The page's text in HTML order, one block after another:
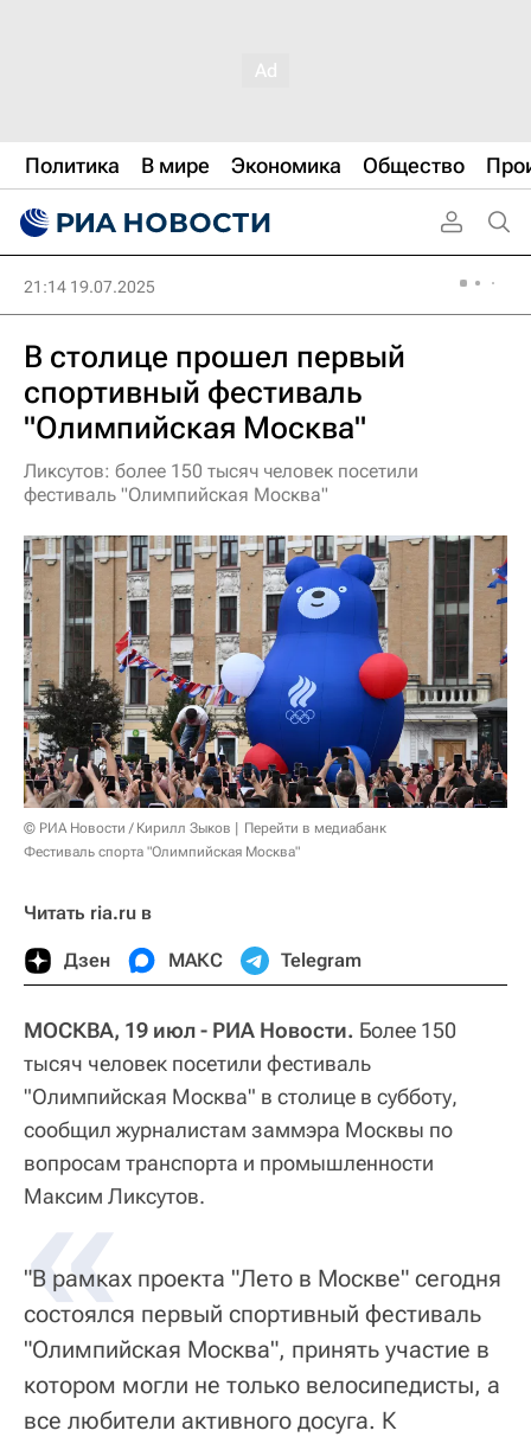
Политика В мире Экономика Общество
21:14 19.07.2025
В столице прошел первый
спортивный фестиваль
"Олимпийская Москва"
Ликсутов: более 150 тысяч человек посетили
фестиваль "Олимпийская Москва"
© РИА Новости / Кирилл Зыков
Перейти в медиабанк
Фестиваль спорта "Олимпийская Москва"
Читать ria.ru в
Дзен МАКС Telegram
МОСКВА, 19 июл - РИА Новости. Более 150
тысяч человек посетили фестиваль
"Олимпийская Москва" в столице в субботу,
сообщил журналистам заммэра Москвы по
вопросам транспорта и промышленности
Максим Ликсутов.
«
"В рамках проекта "Лето в Москве" сегодня
состоялся первый спортивный фестиваль
"Олимпийская Москва", принять участие в
котором могли не только велосипедисты, а
все любители активного досуга. К